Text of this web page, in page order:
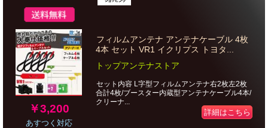
￥3,200
あすつく対応
フィルムアンテナ アンテナケーブル 4枚
4本 セット VR1 イクリプス トヨタ...
トップアンテナストア
セット内容 L字型フィルムアンテナ右2枚左2枚
合計4枚/ブースター内蔵型アンテナケーブル4本/
クリーナ...
詳細はこちら